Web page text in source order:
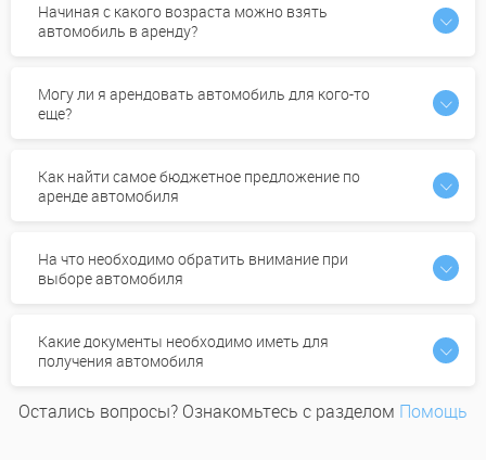
Начиная с какого возраста можно взять
автомобиль в аренду?
Могу ли я арендовать автомобиль для кого-то
еще?
Как найти самое бюджетное предложение по
аренде автомобиля
На что необходимо обратить внимание при
выборе автомобиля
Какие документы необходимо иметь для
получения автомобиля
Остались вопросы? Ознакомьтесь с разделом Помощь